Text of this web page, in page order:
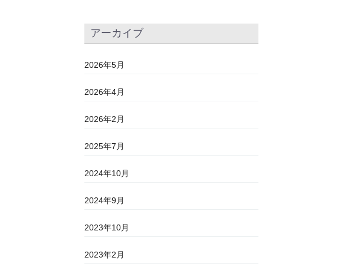
アーカイブ
2026年5月
2026年4月
2026年2月
2025年7月
2024年10月
2024年9月
2023年10月
2023年2月